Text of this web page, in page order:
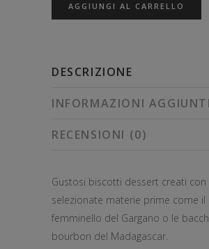
AGGIUNGI AL CARRELLO
DESCRIZIONE
INFORMAZIONI
RECENSIONI (0)
Gustosi biscotti dessert creati con
selezionate materie prime come il
femminello del Gargano o le
bourbon del Madagascar.